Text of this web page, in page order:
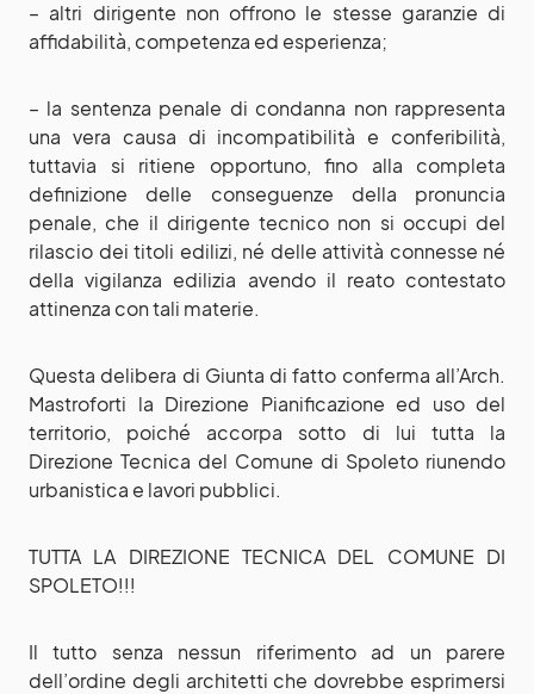
– altri dirigente non offrono le stesse garanzie di
affidabilità, competenza ed esperienza;
– la sentenza penale di condanna non rappresenta
una vera causa di incompatibilità e conferibilità,
tuttavia si ritiene opportuno, fino alla completa
definizione delle conseguenze della pronuncia
penale, che il dirigente tecnico non si occupi del
rilascio dei titoli edilizi, né delle attività connesse né
della vigilanza edilizia avendo il reato contestato
attinenza con tali materie.
Questa delibera di Giunta di fatto conferma all’Arch.
Mastroforti la Direzione Pianificazione ed uso del
territorio, poiché accorpa sotto di lui tutta la
Direzione Tecnica del Comune di Spoleto riunendo
urbanistica e lavori pubblici.
TUTTA LA DIREZIONE TECNICA DEL COMUNE DI
SPOLETO!!!
Il tutto senza nessun riferimento ad un parere
dell’ordine degli architetti che dovrebbe esprimersi